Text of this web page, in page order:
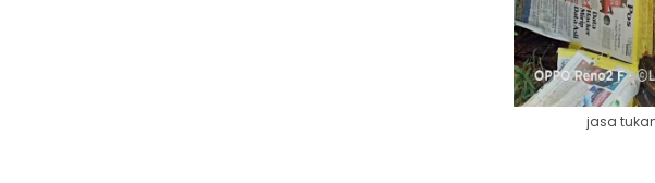
jasa